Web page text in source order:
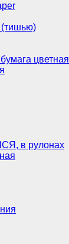
(тишью)
цветная
в рулонах